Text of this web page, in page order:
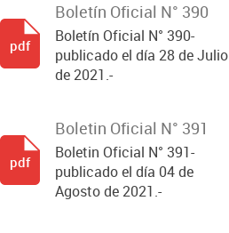
Boletín Oficial N° 390
Boletín Oficial N° 390-
publicado el día 28 de Julio
de 2021.-
pdf
Boletin Oficial N° 391
Boletin Oficial N° 391-
publicado el día 04 de
Agosto de 2021.-
pdf